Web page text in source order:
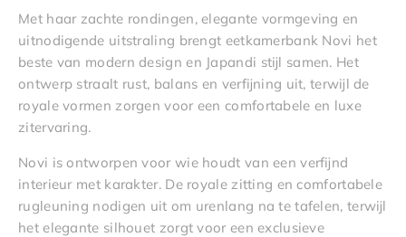
Met haar zachte rondingen, elegante vormgeving en
uitnodigende uitstraling brengt eetkamerbank Novi het
beste van modern design en Japandi stijl samen. Het
ontwerp straalt rust, balans en verfijning uit, terwijl de
royale vormen zorgen voor een comfortabele en luxe
zitervaring.
Novi is ontworpen voor wie houdt van een verfijnd
interieur met karakter. De royale zitting en comfortabele
rugleuning nodigen uit om urenlang na te tafelen, terwijl
het elegante silhouet zorgt voor een exclusieve